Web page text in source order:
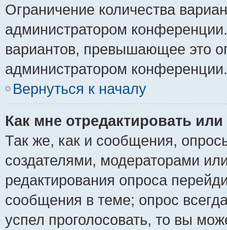
Ограничение количества
администратором
вариантов, превышающее это
администратором конференции.
Вернуться к началу
Как мне отредактировать
Так же, как и сообщения,
создателями, модераторами
редактирования опроса
сообщения в теме; опрос
успел проголосовать, то вы